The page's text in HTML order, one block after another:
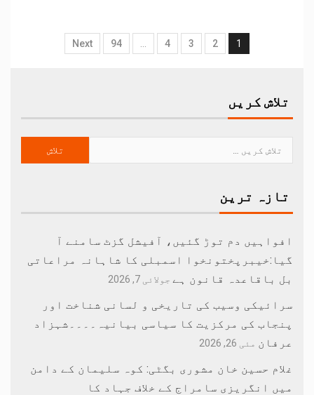
1
2
3
4
…
94
Next
تلاش کریں
تازہ ترین
افواہیں دم توڑ گئیں، آفیشل گزٹ سامنے آ
گیا:خیبرپختونخوا اسمبلی کا شاہانہ مراعاتی
بل باقاعدہ قانون ہے جولائی 7, 2026
سرائیکی وسیب کی تاریخی و لسانی شناخت اور
پنجاب کی مرکزیت کا سیاسی بیانیہ۔۔۔۔شہزاد
عرفان مئی 26, 2026
غلام حسین خان مشوری بگٹی: کوہ سلیمان کے دامن
میں انگریزی سامراج کے خلاف جہاد کا